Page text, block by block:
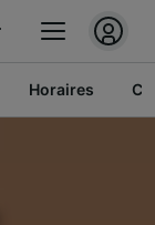
Horaires